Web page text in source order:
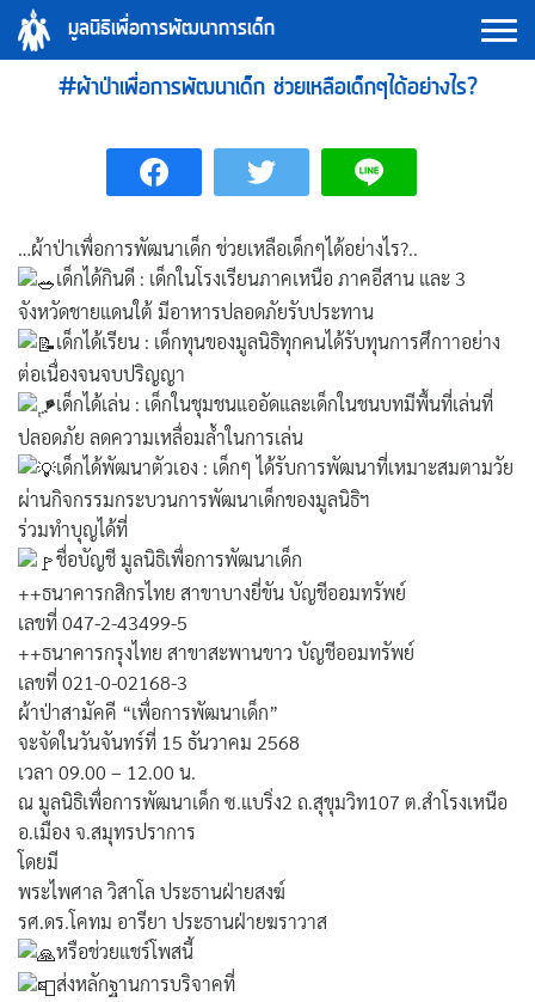
Skip
ค้นหา
สำหรับ:
มูลนิธิเพื่อการพัฒนาการเด็ก
#ผ้าป่าเพื่อการพัฒนาเด็ก ช่วยเหลือเด็กๆได้อย่างไร?
…ผ้าป่าเพื่อการพัฒนาเด็ก ช่วยเหลือเด็กๆได้อย่างไร?..
เด็กได้กินดี : เด็กในโรงเรียนภาคเหนือ ภาคอีสาน และ 3
จังหวัดชายแดนใต้ มีอาหารปลอดภัยรับประทาน
เด็กได้เรียน : เด็กทุนของมูลนิธิทุกคนได้รับทุนการศึกาาอย่าง
ต่อเนื่องจนจบปริญญา
เด็กได้เล่น : เด็กในชุมชนแออัดและเด็กในชนบทมีพื้นที่เล่นที่
ปลอดภัย ลดความเหลื่อมล้ำในการเล่น
เด็กได้พัฒนาตัวเอง : เด็กๆ ได้รับการพัฒนาที่เหมาะสมตามวัย
ผ่านกิจกรรมกระบวนการพัฒนาเด็กของมูลนิธิฯ
ร่วมทำบุญได้ที่
ชื่อบัญชี มูลนิธิเพื่อการพัฒนาเด็ก
++ธนาคารกสิกรไทย สาขาบางยี่ขัน บัญชีออมทรัพย์
เลขที่ 047-2-43499-5
++ธนาคารกรุงไทย สาขาสะพานขาว บัญชีออมทรัพย์
เลขที่ 021-0-02168-3
ผ้าป่าสามัคคี “เพื่อการพัฒนาเด็ก”
จะจัดในวันจันทร์ที่ 15 ธันวาคม 2568
เวลา 09.00 – 12.00 น.
ณ มูลนิธิเพื่อการพัฒนาเด็ก ซ.แบริ่ง2 ถ.สุขุมวิท107 ต.สำโรงเหนือ
อ.เมือง จ.สมุทรปราการ
โดยมี
พระไพศาล วิสาโล ประธานฝ่ายสงฆ์
รศ.ดร.โคทม อารียา ประธานฝ่ายฆราวาส
หรือช่วยแชร์โพสนี้
ส่งหลักฐานการบริจาคที่